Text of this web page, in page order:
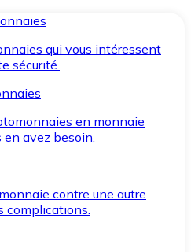
qui vous intéressent
sécurité.
en monnaie
en avez besoin.
contre une autre
complications.